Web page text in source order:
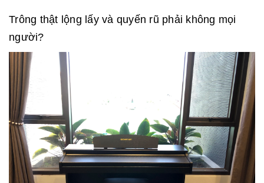
Trông thật lộng lấy và quyến rũ phải không mọi
người?